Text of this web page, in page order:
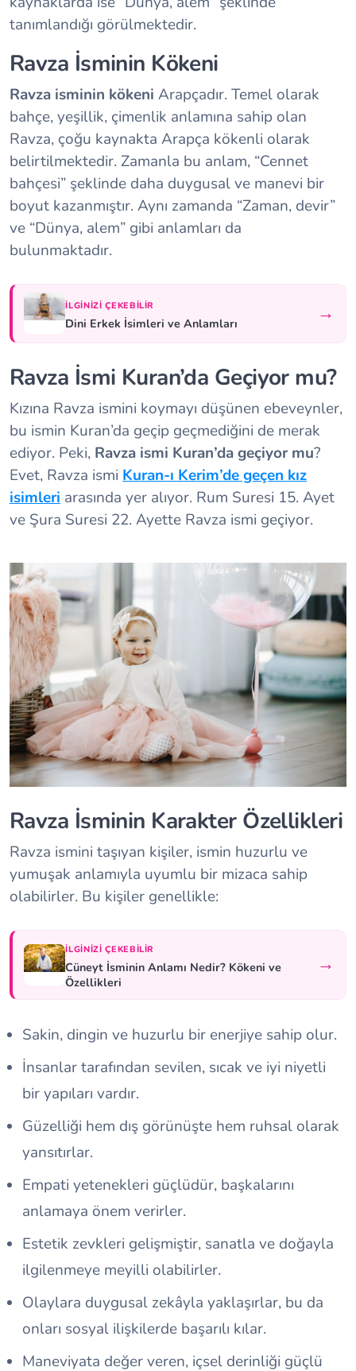
tanımlandığı görülmektedir.
Ravza İsminin Kökeni
Ravza isminin kökeni Arapçadır. Temel olarak
bahçe, yeşillik, çimenlik anlamına sahip olan
Ravza, çoğu kaynakta Arapça kökenli olarak
belirtilmektedir. Zamanla bu anlam, “Cennet
bahçesi” şeklinde daha duygusal ve manevi bir
boyut kazanmıştır. Aynı zamanda “Zaman, devir”
ve “Dünya, alem” gibi anlamları da
bulunmaktadır.
İLGINIZI ÇEKEBILIR
Dini Erkek İsimleri ve Anlamları →
Ravza İsmi Kuran’da Geçiyor mu?
Kızına Ravza ismini koymayı düşünen ebeveynler,
bu ismin Kuran’da geçip geçmediğini de merak
ediyor. Peki, Ravza ismi Kuran’da geçiyor mu?
Evet, Ravza ismi Kuran-ı Kerim’de geçen kız
isimleri arasında yer alıyor. Rum Suresi 15. Ayet
ve Şura Suresi 22. Ayette Ravza ismi geçiyor.
Ravza İsminin Karakter Özellikleri
Ravza ismini taşıyan kişiler, ismin huzurlu ve
yumuşak anlamıyla uyumlu bir mizaca sahip
olabilirler. Bu kişiler genellikle:
İLGINIZI ÇEKEBILIR
Cüneyt İsminin Anlamı Nedir? Kökeni ve
Özellikleri
→
Sakin, dingin ve huzurlu bir enerjiye sahip olur.
İnsanlar tarafından sevilen, sıcak ve iyi niyetli
bir yapıları vardır.
Güzelliği hem dış görünüşte hem ruhsal olarak
yansıtırlar.
Empati yetenekleri güçlüdür, başkalarını
anlamaya önem verirler.
Estetik zevkleri gelişmiştir, sanatla ve doğayla
ilgilenmeye meyilli olabilirler.
Olaylara duygusal zekâyla yaklaşırlar, bu da
onları sosyal ilişkilerde başarılı kılar.
Maneviyata değer veren, içsel derinliği güçlü